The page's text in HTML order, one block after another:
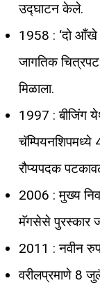
उद्घाटन केले.
1958 : ‘दो आँखे
जागतिक चित्रपट
मिळाला.
1997 : बीजिंग
चॅम्पियनशिपमध्ये
रौप्यपदक
2006 : मुख्य
मॅगसेसे पुरस्कार
2011 : नवीन
वरीलप्रमाणे 8